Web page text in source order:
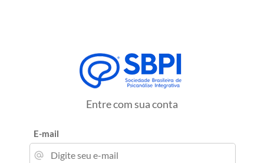
Entre com sua conta
E-mail